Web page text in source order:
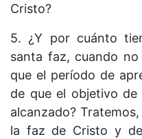
Cristo?
5. ¿Y por cuánto
santa faz, cuando
que el período de
de que el objetivo
alcanzado?
la faz de Cristo y